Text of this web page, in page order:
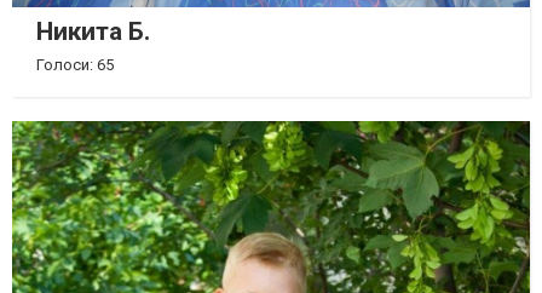
Никита Б.
Голоси: 65